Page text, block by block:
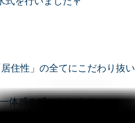
住性」の全てにこだわり抜い
体感を感じられます。